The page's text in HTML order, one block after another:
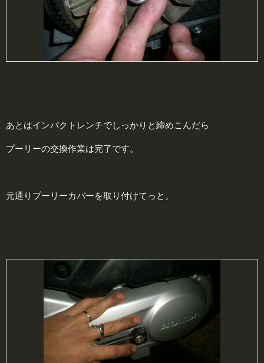
あとはインパクトレンチでしっかりと締めこんだら
プーリーの交換作業は完了です。
元通りプーリーカバーを取り付けてっと。